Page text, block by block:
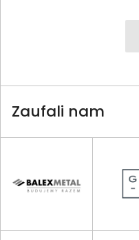
Zaufali nam